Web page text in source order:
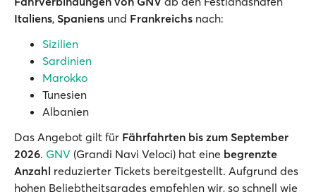
Italiens, Spaniens und Frankreichs nach:
Sizilien
Sardinien
Marokko
Tunesien
Albanien
Das Angebot gilt für Fährfahrten bis zum September
2026. GNV (Grandi Navi Veloci) hat eine begrenzte
Anzahl reduzierter Tickets bereitgestellt. Aufgrund des
hohen Beliebtheitsgrades empfehlen wir, so schnell wie